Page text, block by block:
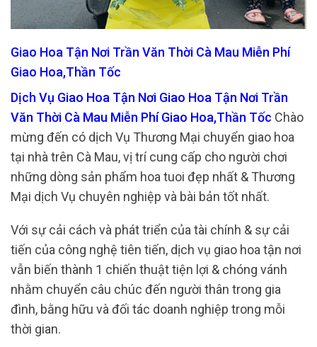
Giao Hoa Tận Nơi Trần Văn Thời Cà Mau Miễn Phí
Giao Hoa,Thần Tốc
Dịch Vụ Giao Hoa Tận Nơi Giao Hoa Tận Nơi Trần
Văn Thời Cà Mau Miễn Phí Giao Hoa,Thần Tốc Chào
mừng đến có dịch Vụ Thương Mại chuyển giao hoa
tại nhà trên Cà Mau, vị trí cung cấp cho người chơi
những dòng sản phẩm hoa tuoi đẹp nhất & Thương
Mại dịch Vụ chuyên nghiệp và bài bản tốt nhất.
Với sự cải cách và phát triển của tài chính & sự cải
tiến của công nghệ tiên tiến, dịch vụ giao hoa tận nơi
vẫn biến thành 1 chiến thuật tiện lợi & chóng vánh
nhằm chuyển câu chúc đến người thân trong gia
đình, bằng hữu và đối tác doanh nghiệp trong mỗi
thời gian.